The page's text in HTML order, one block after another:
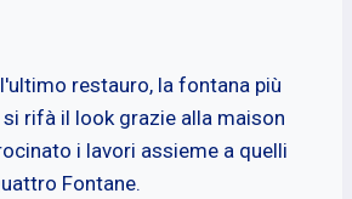
restauro, la fontana più
rifà il look grazie alla maison
i lavori assieme a quelli
Fontane.